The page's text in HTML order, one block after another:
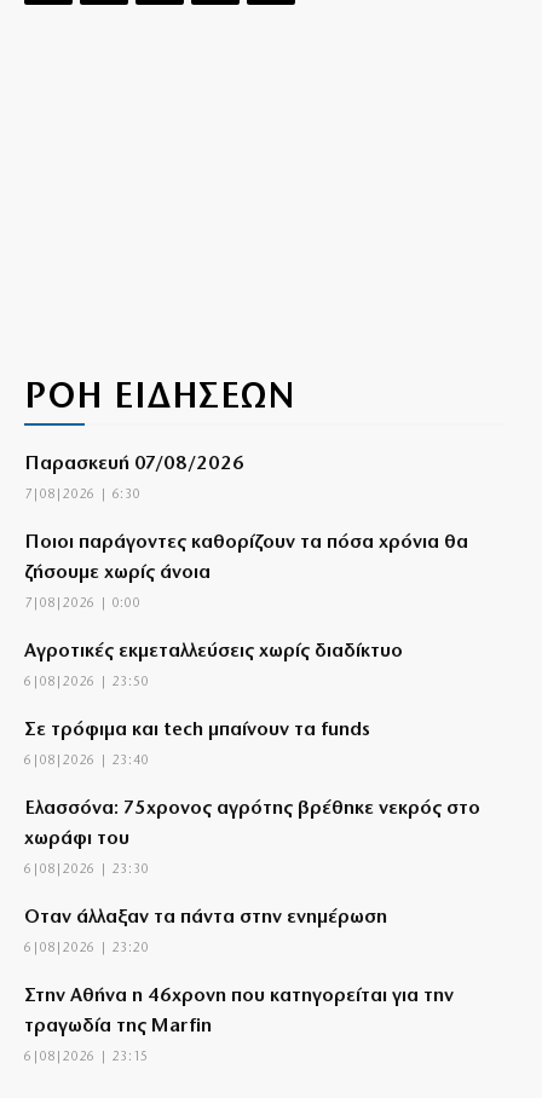
ΡΟΗ ΕΙΔΗΣΕΩΝ
Παρασκευή 07/08/2026
7|08|2026 | 6:30
Ποιοι παράγοντες καθορίζουν τα πόσα χρόνια θα
ζήσουμε χωρίς άνοια
7|08|2026 | 0:00
Αγροτικές εκμεταλλεύσεις χωρίς διαδίκτυο
6|08|2026 | 23:50
Σε τρόφιμα και tech μπαίνουν τα funds
6|08|2026 | 23:40
Ελασσόνα: 75χρονος αγρότης βρέθηκε νεκρός στο
χωράφι του
6|08|2026 | 23:30
Όταν άλλαξαν τα πάντα στην ενημέρωση
6|08|2026 | 23:20
Στην Αθήνα η 46χρονη που κατηγορείται για την
τραγωδία της Marfin
6|08|2026 | 23:15